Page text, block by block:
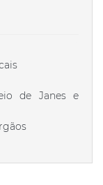
de Janes e